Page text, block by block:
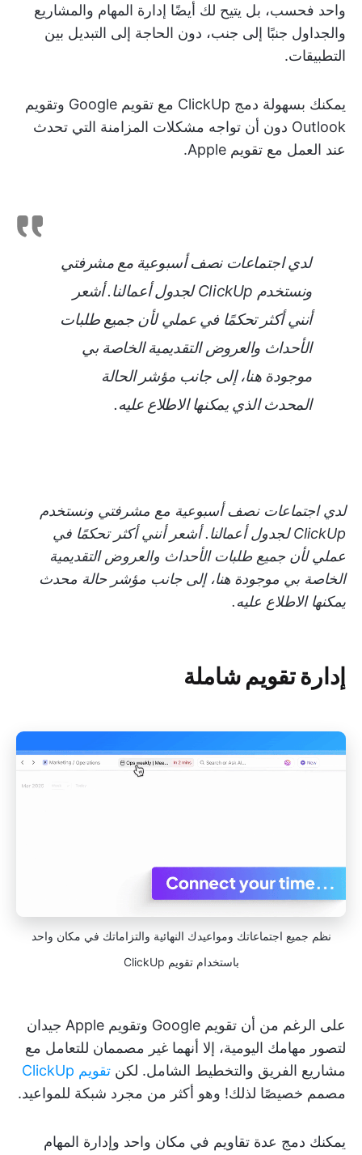
واحد فحسب، بل يتيح لك أيضًا إدارة المهام والمشاريع
والجداول جنبًا إلى جنب، دون الحاجة إلى التبديل بين
التطبيقات.
يمكنك بسهولة دمج ClickUp مع تقويم Google وتقويم
Outlook دون أن تواجه مشكلات المزامنة التي تحدث
عند العمل مع تقويم Apple.
لدي اجتماعات نصف أسبوعية مع مشرفتي
ونستخدم ClickUp لجدول أعمالنا. أشعر
أنني أكثر تحكمًا في عملي لأن جميع طلبات
الأحداث والعروض التقديمية الخاصة بي
موجودة هنا، إلى جانب مؤشر الحالة
المحدث الذي يمكنها الاطلاع عليه.
لدي اجتماعات نصف أسبوعية مع مشرفتي ونستخدم
ClickUp لجدول أعمالنا. أشعر أنني أكثر تحكمًا في
عملي لأن جميع طلبات الأحداث والعروض التقديمية
الخاصة بي موجودة هنا، إلى جانب مؤشر حالة محدث
يمكنها الاطلاع عليه.
إدارة تقويم شاملة
نظم جميع اجتماعاتك ومواعيدك النهائية والتزاماتك في مكان واحد
باستخدام تقويم ClickUp
على الرغم من أن تقويم Google وتقويم Apple جيدان
لتصور مهامك اليومية، إلا أنهما غير مصممان للتعامل مع
مشاريع الفريق والتخطيط الشامل. لكن تقويم ClickUp
مصمم خصيصًا لذلك! وهو أكثر من مجرد شبكة للمواعيد.
يمكنك دمج عدة تقاويم في مكان واحد وإدارة المهام